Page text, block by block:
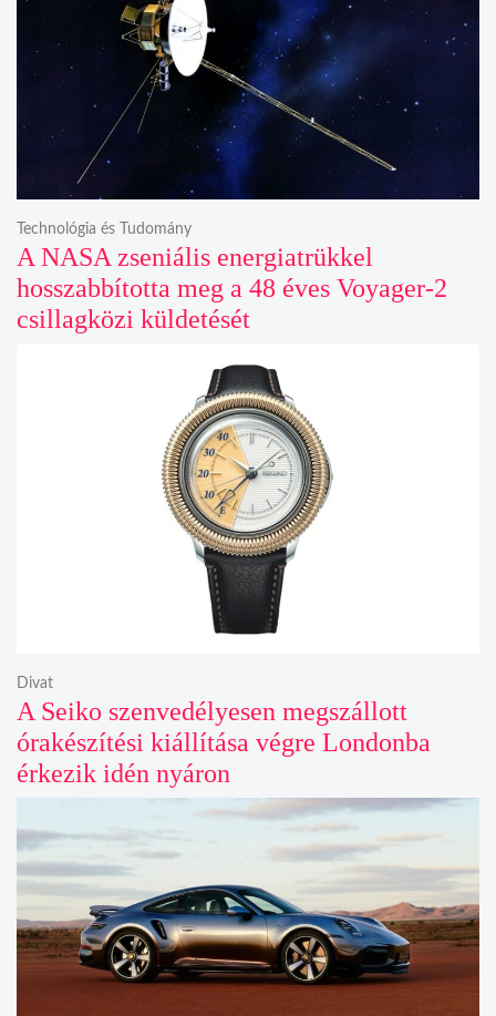
A NASA zseniális energiatrükkel
hosszabbította meg a 48 éves Voyager-2
csillagközi küldetését
Technológia és Tudomány
A Seiko szenvedélyesen megszállott
órakészítési kiállítása végre Londonba
érkezik idén nyáron
Divat